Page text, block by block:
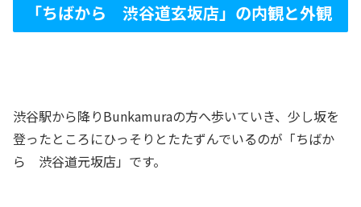
「ちばから 渋谷道玄坂店」の内観と外観
渋谷駅から降りBunkamuraの方へ歩いていき、少し坂を
登ったところにひっそりとたたずんでいるのが「ちばか
ら 渋谷道元坂店」です。